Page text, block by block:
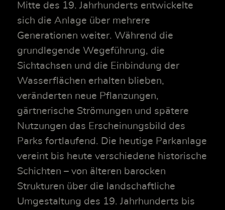
Mitte des 19. Jahrhunderts entwickelte
sich die Anlage über mehrere
Generationen weiter. Während die
grundlegende Wegeführung, die
Sichtachsen und die Einbindung der
Wasserflächen erhalten blieben,
veränderten neue Pflanzungen,
gärtnerische Strömungen und spätere
Nutzungen das Erscheinungsbild des
Parks fortlaufend. Die heutige Parkanlage
vereint bis heute verschiedene historische
Schichten – von älteren barocken
Strukturen über die landschaftliche
Umgestaltung des 19. Jahrhunderts bis